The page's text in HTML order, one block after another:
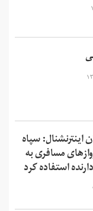
سپاه
مسافری به
استفاده کرد